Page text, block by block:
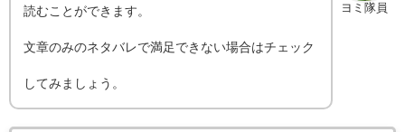
ヨミ隊員
読むことができます。
文章のみのネタバレで満足できない場合はチェック
してみましょう。